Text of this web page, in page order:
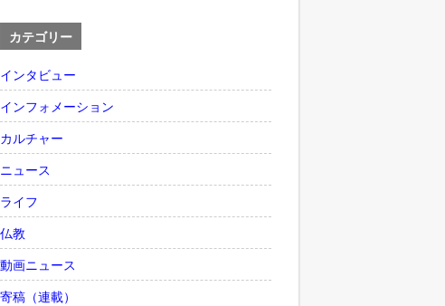
カテゴリー
インタビュー
インフォメーション
カルチャー
ニュース
ライフ
仏教
動画ニュース
寄稿（連載）